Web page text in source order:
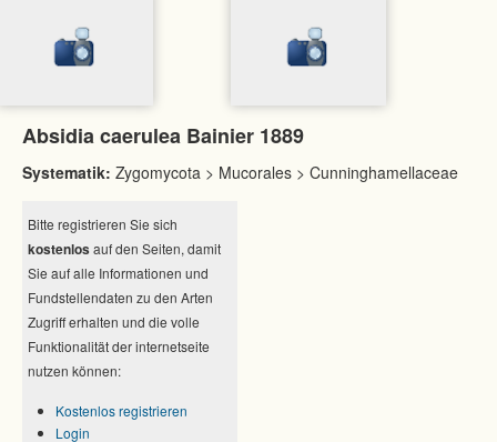
Absidia caerulea Bainier 1889
Systematik: Zygomycota > Mucorales > Cunninghamellaceae
Bitte registrieren Sie sich
kostenlos auf den Seiten, damit
Sie auf alle Informationen und
Fundstellendaten zu den Arten
Zugriff erhalten und die volle
Funktionalität der internetseite
nutzen können:
Kostenlos registrieren
Login